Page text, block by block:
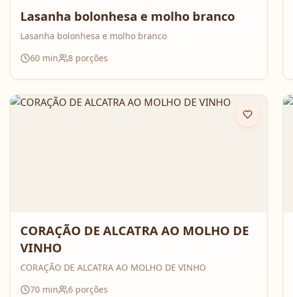
Lasanha bolonhesa e molho branco
Lasanha bolonhesa e molho branco
60 min 8 porções
CORAÇÃO DE ALCATRA AO MOLHO DE
VINHO
CORAÇÃO DE ALCATRA AO MOLHO DE VINHO
70 min 6 porções